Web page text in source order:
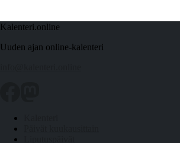
Kalenteri.online
Uuden ajan online-kalenteri